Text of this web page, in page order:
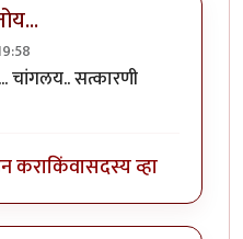
चांगलय.. सत्कारणी
कराकिंवासदस्य व्हा